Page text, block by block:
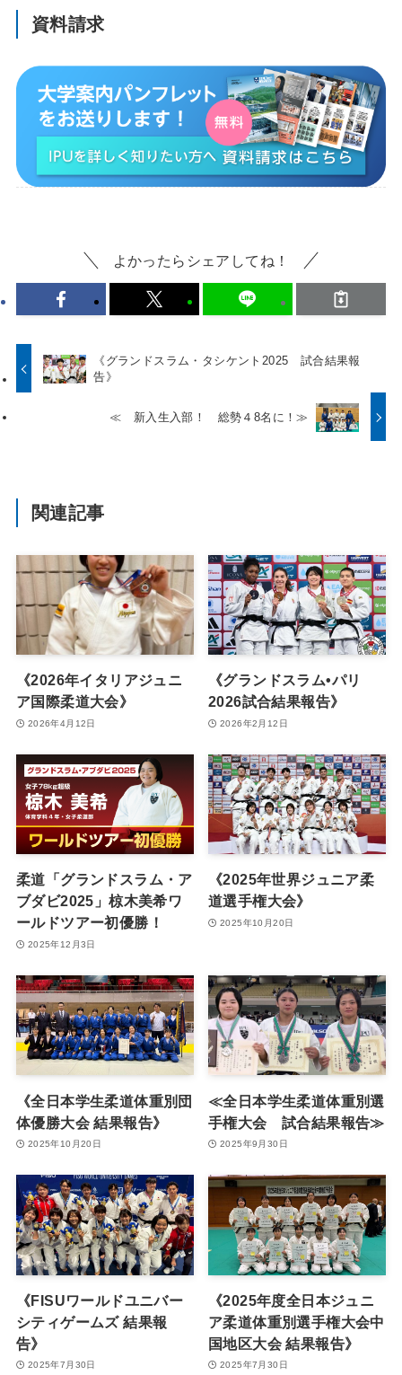
資料請求
よかったらシェアしてね！
《グランドスラム・タシケント2025 試合結果報
告》
≪ 新入生入部！ 総勢４8名に！≫
関連記事
《2026年イタリアジュニ
ア国際柔道大会》
2026年4月12日
《グランドスラム•パリ
2026試合結果報告》
2026年2月12日
柔道「グランドスラム・ア
ブダビ2025」椋木美希ワ
ールドツアー初優勝！
2025年12月3日
《2025年世界ジュニア柔
道選手権大会》
2025年10月20日
《全日本学生柔道体重別団
体優勝大会 結果報告》
2025年10月20日
≪全日本学生柔道体重別選
手権大会 試合結果報告≫
2025年9月30日
《FISUワールドユニバー
シティゲームズ 結果報
告》
2025年7月30日
《2025年度全日本ジュニ
ア柔道体重別選手権大会中
国地区大会 結果報告》
2025年7月30日